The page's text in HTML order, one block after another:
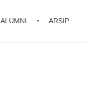
ALUMNI ARSIP